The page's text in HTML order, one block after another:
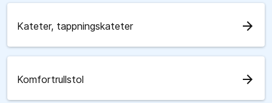
Kateter, tappningskateter arrow_forward
Komfortrullstol arrow_forward